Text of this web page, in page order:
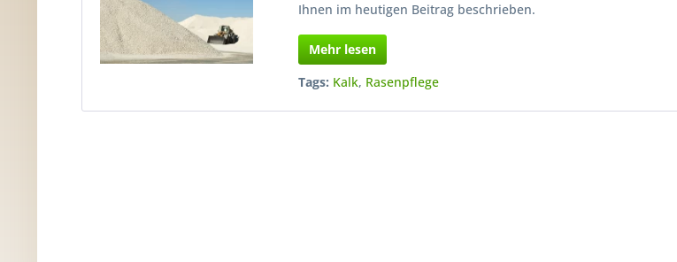
Ihnen im heutigen Beitrag beschrieben.
Mehr lesen
Tags: Kalk, Rasenpflege